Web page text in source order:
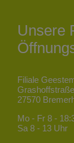
Unsere
Filiale
27570
Mo - Fr 8 -
Sa 8 - 13 Uhr